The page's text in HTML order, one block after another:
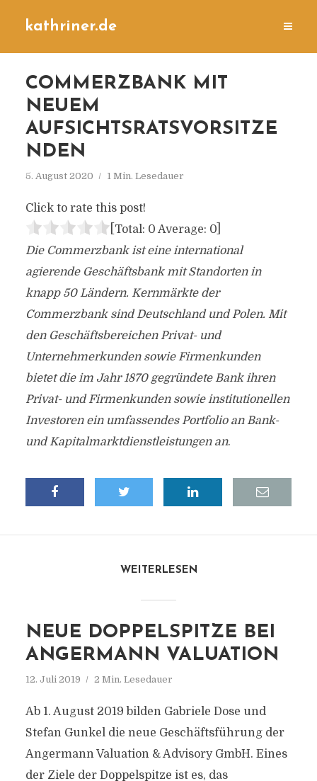
kathriner.de
COMMERZBANK MIT
NEUEM
AUFSICHTSRATSVORSITZE
NDEN
5. August 2020 1 Min. Lesedauer
Click to rate this post!
[Total: 0 Average: 0]
Die Commerzbank ist eine international
agierende Geschäftsbank mit Standorten in
knapp 50 Ländern. Kernmärkte der
Commerzbank sind Deutschland und Polen. Mit
den Geschäftsbereichen Privat- und
Unternehmerkunden sowie Firmenkunden
bietet die im Jahr 1870 gegründete Bank ihren
Privat- und Firmenkunden sowie institutionellen
Investoren ein umfassendes Portfolio an Bank-
und Kapitalmarktdienstleistungen an.
WEITERLESEN
NEUE DOPPELSPITZE BEI
ANGERMANN VALUATION
12. Juli 2019 2 Min. Lesedauer
Ab 1. August 2019 bilden Gabriele Dose und
Stefan Gunkel die neue Geschäftsführung der
Angermann Valuation & Advisory GmbH. Eines
der Ziele der Doppelspitze ist es, das